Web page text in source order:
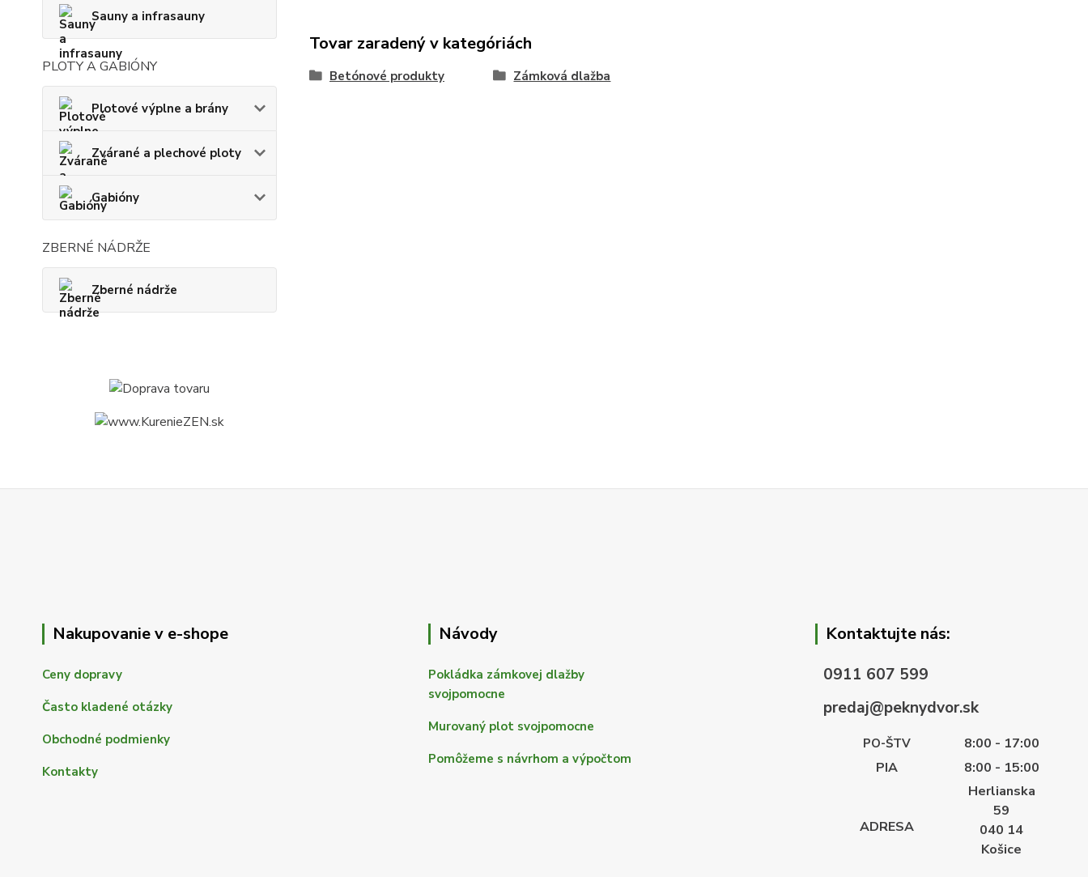
Sauny a infrasauny
PLOTY A GABIÓNY
Plotové výplne a brány
Zvárané a plechové ploty
Gabióny
ZBERNÉ NÁDRŽE
Zberné nádrže
Tovar zaradený v kategóriách
Betónové produkty Zámková dlažba
Nakupovanie v e-shope
Ceny dopravy
Často kladené otázky
Obchodné podmienky
Kontakty
Návody
Pokládka zámkovej dlažby
svojpomocne
Murovaný plot svojpomocne
Pomôžeme s návrhom a výpočtom
Kontaktujte nás:
0911 607 599
predaj@peknydvor.sk
PO-ŠTV
8:00 - 17:00
PIA
8:00 - 15:00
ADRESA
Herlianska
59
040 14
Košice